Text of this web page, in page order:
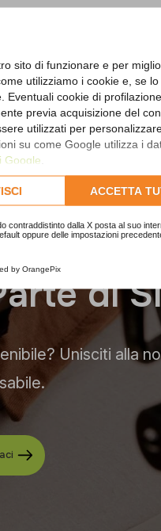
sito di funzionare e per
utilizziamo i cookie e, se lo
Eventuali cookie di
previa acquisizione del
utilizzati per
su come Google utilizza i
Google
ACCETTA
contraddistinto dalla X posta al suo
oppure delle impostazioni
by OrangePix
arte di Sl
Unisciti alla